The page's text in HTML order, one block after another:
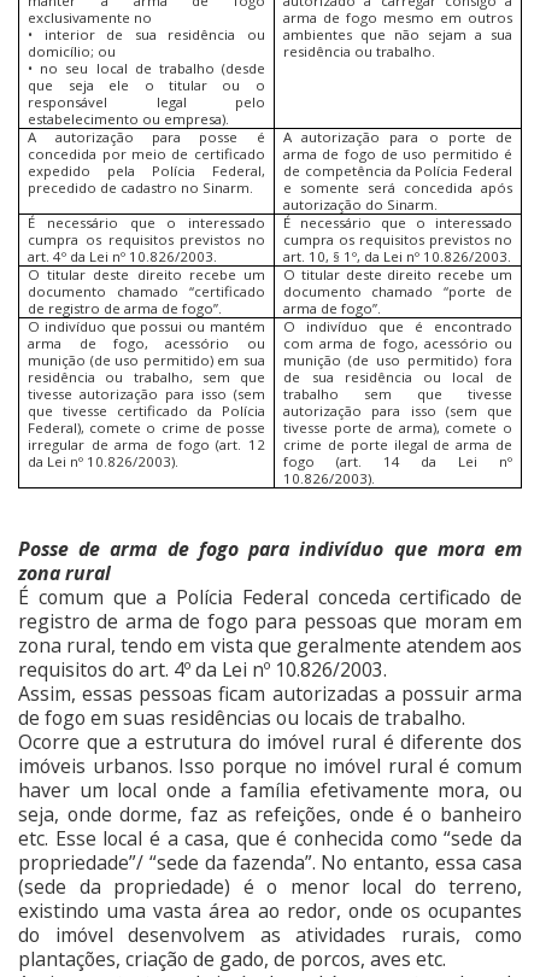
exclusivamente no
• interior de sua residência ou
domicílio; ou
• no seu local de trabalho (desde
que seja ele o titular ou o
responsável legal pelo
estabelecimento ou empresa).
arma de fogo mesmo em outros
ambientes que não sejam a sua
residência ou trabalho.
A autorização para posse é
concedida por meio de certificado
expedido pela Polícia Federal,
precedido de cadastro no Sinarm.
A autorização para o porte de
arma de fogo de uso permitido é
de competência da Polícia Federal
e somente será concedida após
autorização do Sinarm.
É necessário que o interessado
cumpra os requisitos previstos no
art. 4º da Lei nº 10.826/2003.
É necessário que o interessado
cumpra os requisitos previstos no
art. 10, § 1º, da Lei nº 10.826/2003.
O titular deste direito recebe um
documento chamado “certificado
de registro de arma de fogo”.
O titular deste direito recebe um
documento chamado “porte de
arma de fogo”.
O indivíduo que possui ou mantém
arma de fogo, acessório ou
munição (de uso permitido) em sua
residência ou trabalho, sem que
tivesse autorização para isso (sem
que tivesse certificado da Polícia
Federal), comete o crime de posse
irregular de arma de fogo (art. 12
da Lei nº 10.826/2003).
O indivíduo que é encontrado
com arma de fogo, acessório ou
munição (de uso permitido) fora
de sua residência ou local de
trabalho sem que tivesse
autorização para isso (sem que
tivesse porte de arma), comete o
crime de porte ilegal de arma de
fogo (art. 14 da Lei nº
10.826/2003).
Posse de arma de fogo para indivíduo que mora em
zona rural
É comum que a Polícia Federal conceda certificado de
registro de arma de fogo para pessoas que moram em
zona rural, tendo em vista que geralmente atendem aos
requisitos do art. 4º da Lei nº 10.826/2003.
Assim, essas pessoas ficam autorizadas a possuir arma
de fogo em suas residências ou locais de trabalho.
Ocorre que a estrutura do imóvel rural é diferente dos
imóveis urbanos. Isso porque no imóvel rural é comum
haver um local onde a família efetivamente mora, ou
seja, onde dorme, faz as refeições, onde é o banheiro
etc. Esse local é a casa, que é conhecida como “sede da
propriedade”/ “sede da fazenda”. No entanto, essa casa
(sede da propriedade) é o menor local do terreno,
existindo uma vasta área ao redor, onde os ocupantes
do imóvel desenvolvem as atividades rurais, como
plantações, criação de gado, de porcos, aves etc.